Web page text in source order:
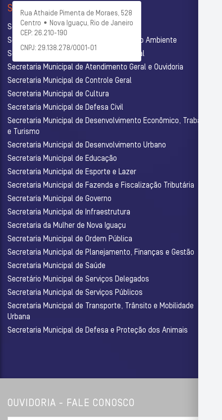
Rua Athaide Pimenta de Moraes, 528
Centro • Nova Iguaçu, Rio de Janeiro
CEP: 26.210-190
CNPJ: 29.138.278/0001-01
SECRETARIAS
Secretaria Municipal de Administração
Secretaria Municipal de Agricultura e Meio Ambiente
Secretaria Municipal de Assistência Social
Secretaria Municipal de Atendimento Geral e Ouvidoria
Secretaria Municipal de Controle Geral
Secretaria Municipal de Cultura
Secretaria Municipal de Defesa Civil
Secretaria Municipal de Desenvolvimento Econômico, Trabalho
e Turismo
Secretaria Municipal de Desenvolvimento Urbano
Secretaria Municipal de Educação
Secretaria Municipal de Esporte e Lazer
Secretaria Municipal de Fazenda e Fiscalização Tributária
Secretaria Municipal de Governo
Secretaria Municipal de Infraestrutura
Secretaria da Mulher de Nova Iguaçu
Secretaria Municipal de Ordem Pública
Secretaria Municipal de Planejamento, Finanças e Gestão
Secretaria Municipal de Saúde
Secretário Municipal de Serviços Delegados
Secretaria Municipal de Serviços Públicos
Secretaria Municipal de Transporte, Trânsito e Mobilidade
Urbana
Secretaria Municipal de Defesa e Proteção dos Animais
OUVIDORIA - FALE CONOSCO